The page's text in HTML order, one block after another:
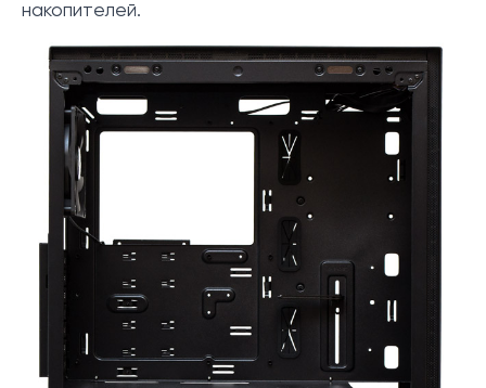
накопителей.